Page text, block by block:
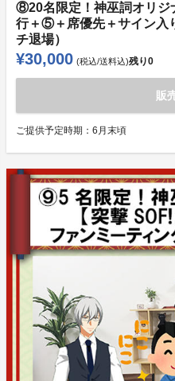
⑧20名限定！神巫詞オリジ
行＋⑤＋席優先＋サイン入
チ退場）
¥30,000 (税込/送料込)残り0
販
ご提供予定時期： 6月末頃